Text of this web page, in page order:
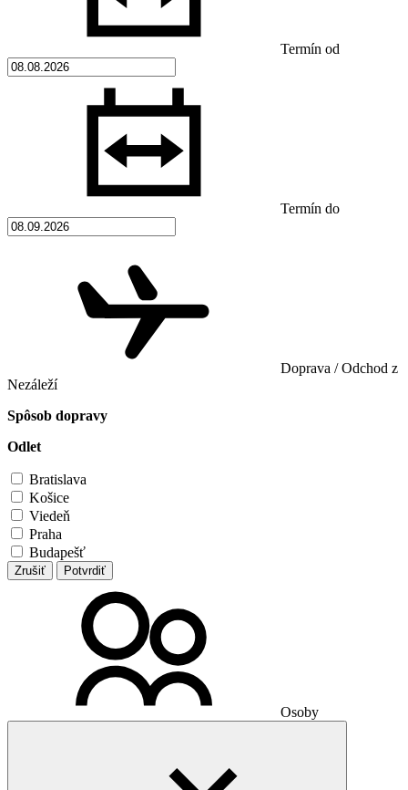
Termín od
Termín do
Doprava / Odchod z
Nezáleží
Spôsob dopravy
Odlet
Bratislava
Košice
Viedeň
Praha
Budapešť
Zrušiť Potvrdiť
Osoby